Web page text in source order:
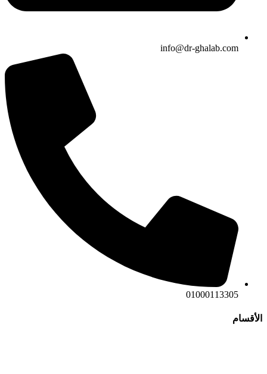
info@dr-ghalab.com
01000113305
الأقسام